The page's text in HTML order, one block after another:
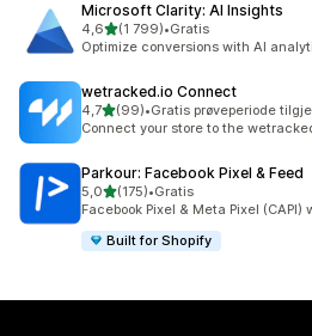
Microsoft Clarity: AI Insights
4,6av 5 stjerner
(1 799)
Totalt 1799 omtaler
•Gratis
Optimize conversions with AI
wetracked.io Connect
4,7av 5 stjerner
(99)
Totalt 99 omtaler
•Gratis prøveperiode
Connect your store to the
Parkour: Facebook Pixel & Feed
5,0av 5 stjerner
(175)
Totalt 175 omtaler
•Gratis
Facebook Pixel & Meta Pixel (CAPI)
Built for Shopify